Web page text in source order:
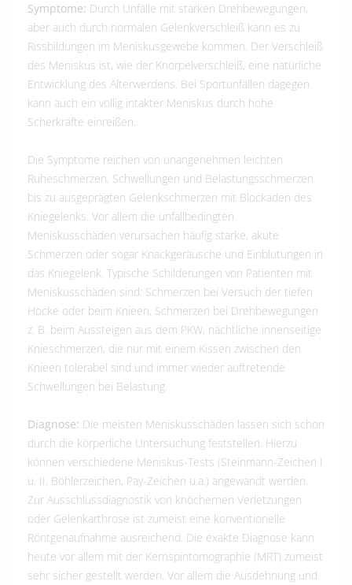
Symptome: Durch Unfälle mit starken Drehbewegungen,
aber auch durch normalen Gelenkverschleiß kann es zu
Rissbildungen im Meniskusgewebe kommen. Der Verschleiß
des Meniskus ist, wie der Knorpelverschleiß, eine natürliche
Entwicklung des Älterwerdens. Bei Sportunfällen dagegen
kann auch ein völlig intakter Meniskus durch hohe
Scherkräfte einreißen.
Die Symptome reichen von unangenehmen leichten
Ruheschmerzen, Schwellungen und Belastungsschmerzen
bis zu ausgeprägten Gelenkschmerzen mit Blockaden des
Kniegelenks. Vor allem die unfallbedingten
Meniskusschäden verursachen häufig starke, akute
Schmerzen oder sogar Knackgeräusche und Einblutungen in
das Kniegelenk. Typische Schilderungen von Patienten mit
Meniskusschäden sind: Schmerzen bei Versuch der tiefen
Hocke oder beim Knieen, Schmerzen bei Drehbewegungen
z. B. beim Aussteigen aus dem PKW, nächtliche innenseitige
Knieschmerzen, die nur mit einem Kissen zwischen den
Knieen tolerabel sind und immer wieder auftretende
Schwellungen bei Belastung.
Diagnose: Die meisten Meniskusschäden lassen sich schon
durch die körperliche Untersuchung feststellen. Hierzu
können verschiedene Meniskus-Tests (Steinmann-Zeichen I
u. II, Böhlerzeichen, Pay-Zeichen u.a.) angewandt werden.
Zur Ausschlussdiagnostik von knöchernen Verletzungen
oder Gelenkarthrose ist zumeist eine konventionelle
Röntgenaufnahme ausreichend. Die exakte Diagnose kann
heute vor allem mit der Kernspintomographie (MRT) zumeist
sehr sicher gestellt werden. Vor allem die Ausdehnung und